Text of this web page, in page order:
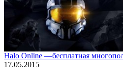
Halo Online —бесплатная
17.05.2015